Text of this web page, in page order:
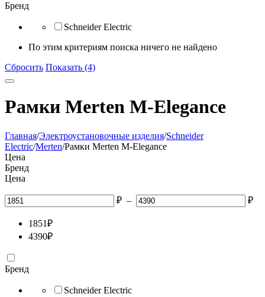
Бренд
Schneider Electric
По этим критериям поиска ничего не найдено
Сбросить Показать (4)
Рамки Merten M-Elegance
Главная/Электроустановочные изделия/Schneider
Electric/Merten/Рамки Merten M-Elegance
Цена
Бренд
Цена
₽ – ₽
1851₽
4390₽
Бренд
Schneider Electric